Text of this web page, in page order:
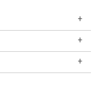
+
+
+